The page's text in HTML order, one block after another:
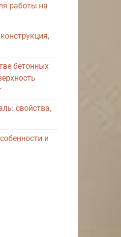
работы на
бетонных
свойства,
и